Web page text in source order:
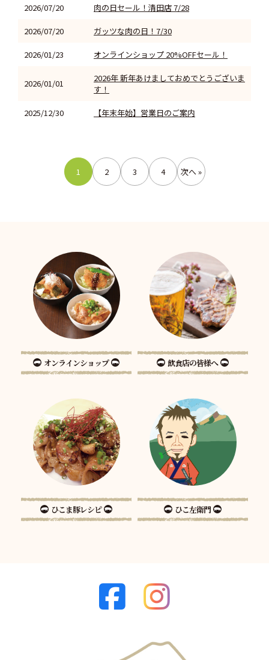
2026/07/20 肉の日セール！清田店 7/28
2026/07/20 ガッツな肉の日！7/30
2026/01/23 オンラインショップ 20%OFFセール！
2026/01/01
2026年 新年あけましておめでとうございま
す！
2025/12/30 【年末年始】営業日のご案内
1 2 3 4 次へ »
オンラインショップ 飲食店の皆様へ
ひこま豚レシピ ひこ左衛門